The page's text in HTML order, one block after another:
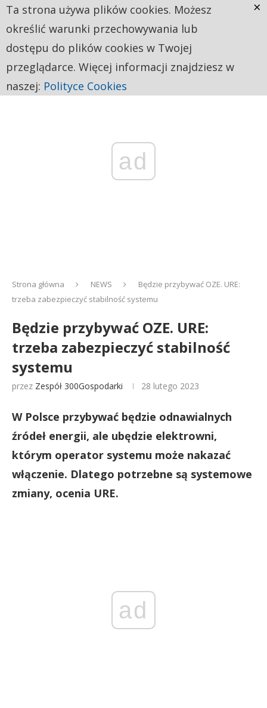
ad
Strona główna NEWS
Będzie przybywać OZE. URE:
trzeba zabezpieczyć stabilność systemu
Będzie przybywać OZE. URE:
trzeba zabezpieczyć stabilność
systemu
przez Zespół 300Gospodarki 28 lutego 2023
W Polsce przybywać będzie odnawialnych
źródeł energii, ale ubędzie elektrowni,
którym operator systemu może nakazać
włączenie. Dlatego potrzebne są systemowe
zmiany, ocenia URE.
ad
Ta strona używa plików cookies. Możesz
określić warunki przechowywania lub
dostępu do plików cookies w Twojej
przeglądarce. Więcej informacji znajdziesz w
naszej: Polityce Cookies
×